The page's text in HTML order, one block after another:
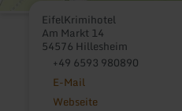
EifelKrimihotel
Am Markt 14
54576 Hillesheim
+49 6593 980890
E-Mail
Webseite